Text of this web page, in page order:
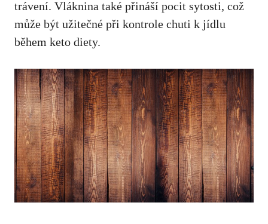
trávení. Vláknina také přináší pocit sytosti, což
⁣může být ⁤užitečné při kontrole chuti k jídlu
během keto diety.